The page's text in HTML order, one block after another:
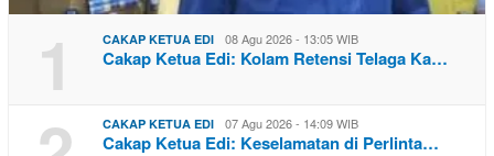
1 CAKAP KETUA EDI 08 Agu 2026 - 13:05 WIB
Cakap Ketua Edi: Kolam Retensi Telaga Ka…
CAKAP KETUA EDI 07 Agu 2026 - 14:09 WIB
Cakap Ketua Edi: Keselamatan di Perlinta…